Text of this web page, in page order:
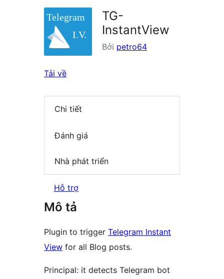
TG-
InstantView
Bởi petro64
Tải về
Chi tiết
Đánh giá
Nhà phát triển
Hỗ trợ
Mô tả
Plugin to trigger Telegram Instant
View for all Blog posts.
Principal: it detects Telegram bot